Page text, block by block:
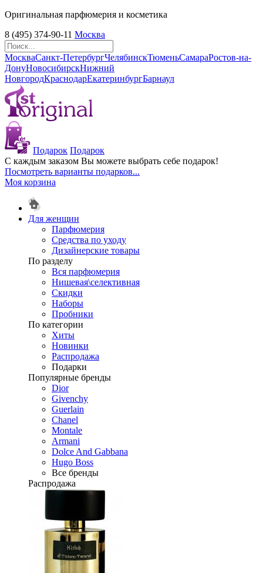
Оригинальная парфюмерия и косметика
8 (495) 374-90-11 Москва
МоскваСанкт-ПетербургЧелябинскТюменьСамараРостов-на-
ДонуНовосибирскНижний
НовгородКраснодарЕкатеринбургБарнаул
Подарок Подарок
С каждым заказом Вы можете выбрать себе подарок!
Посмотреть варианты подарков...
Моя корзина
Для женщин
Парфюмерия
Средства по уходу
Дизайнерские товары
По разделу
Вся парфюмерия
Нишевая\селективная
Скидки
Наборы
Пробники
По категории
Хиты
Новинки
Распродажа
Подарки
Популярные бренды
Dior
Givenchy
Guerlain
Chanel
Montale
Armani
Dolce And Gabbana
Hugo Boss
Все бренды
Распродажа